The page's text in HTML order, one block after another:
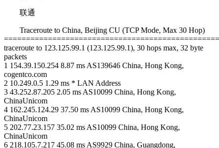
联通
Traceroute to China, Beijing CU (TCP Mode, Max 30 Hop)
traceroute to 123.125.99.1 (123.125.99.1), 30 hops max, 32 byte
packets
1 154.39.150.254 8.87 ms AS139646 China, Hong Kong,
cogentco.com
2 10.249.0.5 1.29 ms * LAN Address
3 43.252.87.205 2.05 ms AS10099 China, Hong Kong,
ChinaUnicom
4 162.245.124.29 37.50 ms AS10099 China, Hong Kong,
ChinaUnicom
5 202.77.23.157 35.02 ms AS10099 China, Hong Kong,
ChinaUnicom
6 218.105.7.217 45.08 ms AS9929 China, Guangdong,